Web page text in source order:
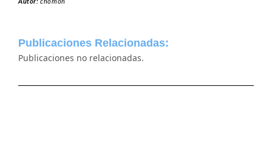
Autor:chomon
Publicaciones Relacionadas:
Publicaciones no relacionadas.